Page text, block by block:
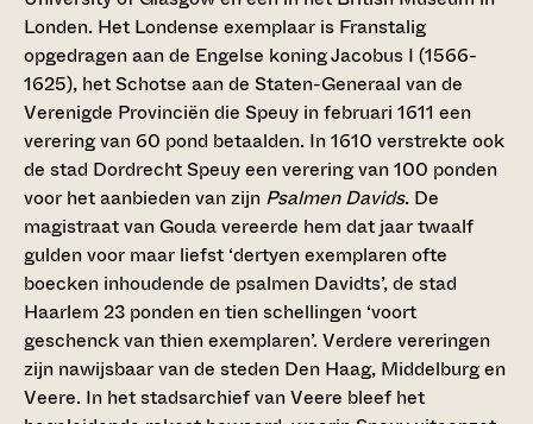
Londen. Het Londense exemplaar is Franstalig
opgedragen aan de Engelse koning Jacobus I (1566-
1625), het Schotse aan de Staten-Generaal van de
Verenigde Provinciën die Speuy in februari 1611 een
verering van 60 pond betaalden. In 1610 verstrekte ook
de stad Dordrecht Speuy een verering van 100 ponden
voor het aanbieden van zijn Psalmen Davids. De
magistraat van Gouda vereerde hem dat jaar twaalf
gulden voor maar liefst ‘dertyen exemplaren ofte
boecken inhoudende de psalmen Davidts’, de stad
Haarlem 23 ponden en tien schellingen ‘voort
geschenck van thien exemplaren’. Verdere vereringen
zijn nawijsbaar van de steden Den Haag, Middelburg en
Veere. In het stadsarchief van Veere bleef het